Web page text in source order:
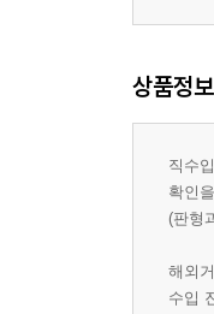
상품정
직수
확인
(판형
해외
수입